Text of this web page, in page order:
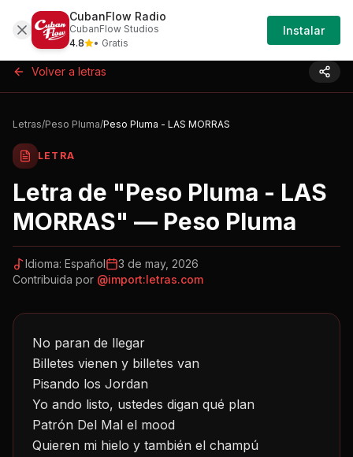
Letras Peso-pluma-peso-pluma-las-morras-
Iniciar
Sesión
Volver a letras
Letras/Peso Pluma/Peso Pluma - LAS MORRAS
LETRA
Letra de "Peso Pluma - LAS
MORRAS" — Peso Pluma
Idioma: Español
3 de may, 2026
Contribuida por @import:letras.com
No paran de llegar
Billetes vienen y billetes van
Pisando los Jordan
Yo ando listo, ustedes digan qué plan
Patrón Del Mal el mood
Quieren mi hielo y también el champú
CubanFlow Radio
CubanFlow Studios
4.8
• Gratis
Instalar